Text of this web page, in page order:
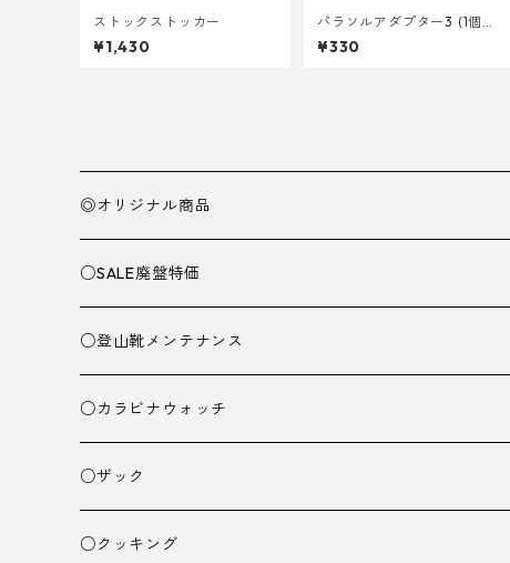
ストックストッカー
¥1,430
パラソルアダプター3 (1個売
り)
¥330
◎オリジナル商品
○SALE廃盤特価
○登山靴メンテナンス
○カラビナウォッチ
○ザック
ザック
○クッキング